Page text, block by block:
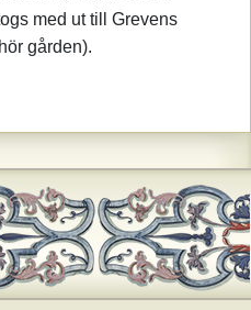
med ut till Grevens
gården).